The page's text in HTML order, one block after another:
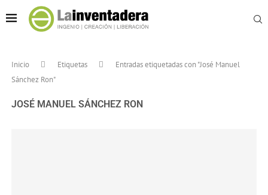
Inicio Etiquetas
Entradas etiquetadas con "José Manuel
Sánchez Ron"
JOSÉ MANUEL SÁNCHEZ RON